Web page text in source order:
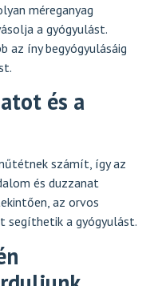
méreganyag
a gyógyulást.
az íny begyógyulásáig
és a
számít, így az
és duzzanat
az orvos
segíthetik a gyógyulást.